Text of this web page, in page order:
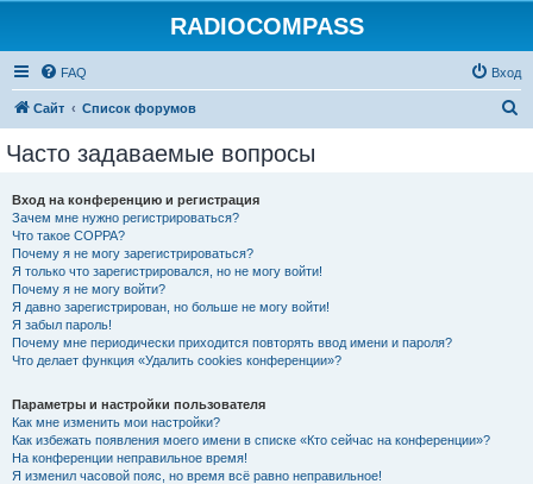
RADIOCOMPASS
FAQ Вход
Сайт Список форумов
Часто задаваемые вопросы
Вход на конференцию и регистрация
Зачем мне нужно регистрироваться?
Что такое COPPA?
Почему я не могу зарегистрироваться?
Я только что зарегистрировался, но не могу войти!
Почему я не могу войти?
Я давно зарегистрирован, но больше не могу войти!
Я забыл пароль!
Почему мне периодически приходится повторять ввод имени и пароля?
Что делает функция «Удалить cookies конференции»?
Параметры и настройки пользователя
Как мне изменить мои настройки?
Как избежать появления моего имени в списке «Кто сейчас на конференции»?
На конференции неправильное время!
Я изменил часовой пояс, но время всё равно неправильное!